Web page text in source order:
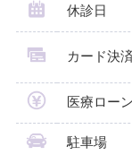
休診日
カード決済
医療ローン
駐車場